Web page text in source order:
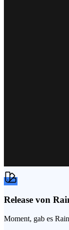
Release von
Moment, gab es